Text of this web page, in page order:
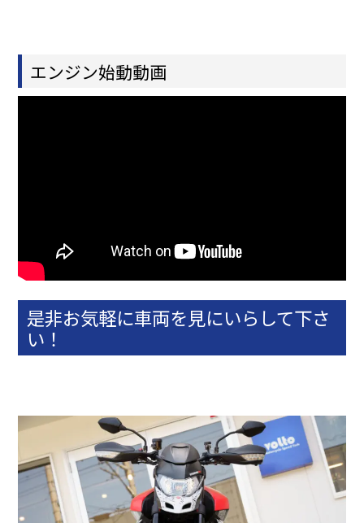
エンジン始動動画
是非お気軽に車両を見にいらして下さ
い！